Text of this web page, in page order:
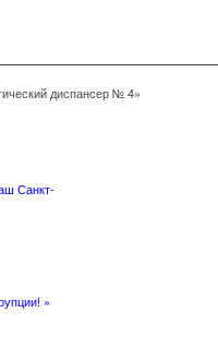
диспансер № 4»